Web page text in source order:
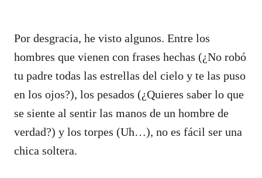
Por desgracia, he visto algunos. Entre los
hombres que vienen con frases hechas (¿No robó
tu padre todas las estrellas del cielo y te las puso
en los ojos?), los pesados (¿Quieres saber lo que
se siente al sentir las manos de un hombre de
verdad?) y los torpes (Uh…), no es fácil ser una
chica soltera.